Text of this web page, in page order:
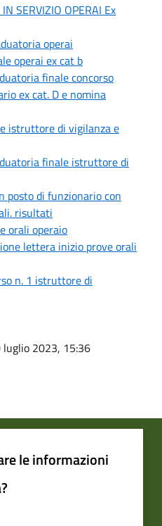
SERVIZIO OPERAI Ex
operai
operai ex cat b
finale concorso
ex cat. D e nomina
istruttore di vigilanza e
finale istruttore di
posto di funzionario con
risultati
orali operaio
lettera inizio prove orali
n. 1 istruttore di
luglio 2023, 15:36
le informazioni